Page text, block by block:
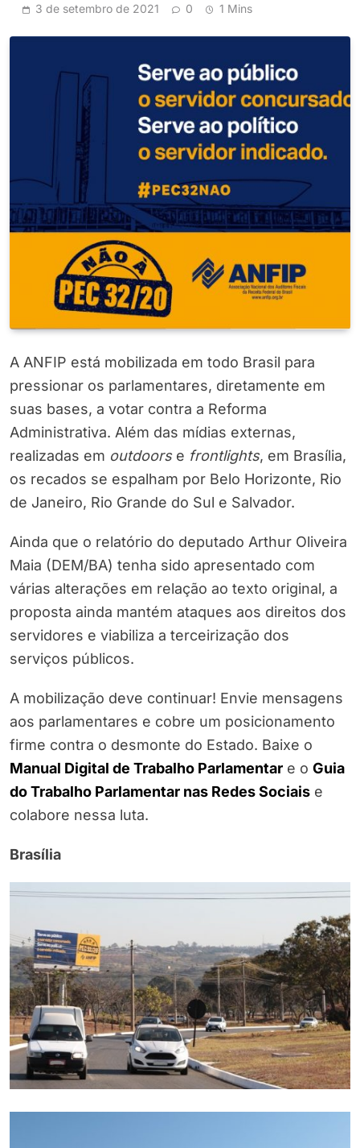
3 de setembro de 2021 0 1 Mins
A ANFIP está mobilizada em todo Brasil para
pressionar os parlamentares, diretamente em
suas bases, a votar contra a Reforma
Administrativa. Além das mídias externas,
realizadas em outdoorse frontlights, em Brasília,
os recados se espalham por Belo Horizonte, Rio
de Janeiro, Rio Grande do Sul e Salvador.
Ainda que o relatório do deputado Arthur Oliveira
Maia (DEM/BA) tenha sido apresentado com
várias alterações em relação ao texto original, a
proposta ainda mantém ataques aos direitos dos
servidores e viabiliza a terceirização dos
serviços públicos.
A mobilização deve continuar! Envie mensagens
aos parlamentares e cobre um posicionamento
firme contra o desmonte do Estado. Baixe o
Manual Digital de Trabalho Parlamentar e o Guia
do Trabalho Parlamentar nas Redes Sociais e
colabore nessa luta.
Brasília